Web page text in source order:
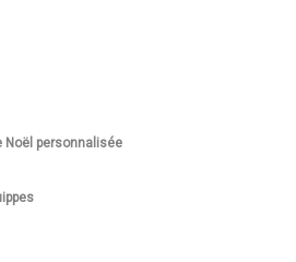
personnalisée